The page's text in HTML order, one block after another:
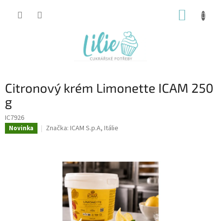
Citronový krém Limonette ICAM 250
g
IC7926
Novinka Značka: ICAM S.p.A, Itálie